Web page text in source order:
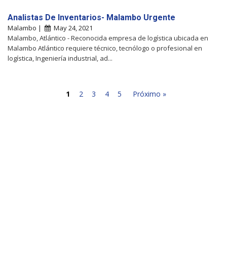
Analistas De Inventarios- Malambo Urgente
Malambo |
May 24, 2021
Malambo, Atlántico - Reconocida empresa de logística ubicada en
Malambo Atlántico requiere técnico, tecnólogo o profesional en
logística, Ingeniería industrial, ad...
1 2 3 4 5 Próximo »